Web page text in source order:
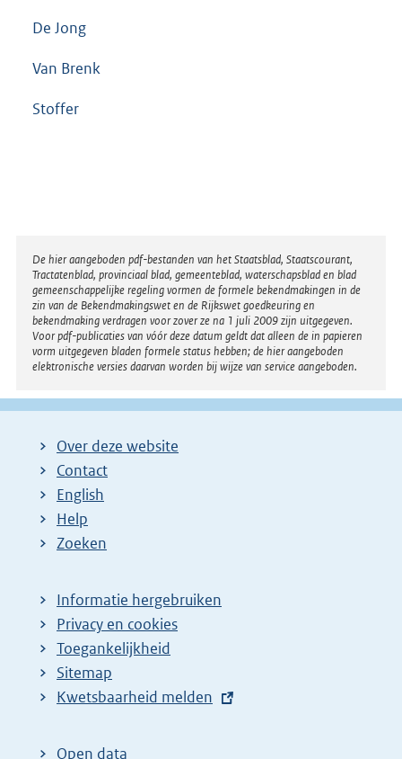
De Jong
Van Brenk
Stoffer
Disclaimer
De hier aangeboden pdf-bestanden van het Staatsblad, Staatscourant,
Tractatenblad, provinciaal blad, gemeenteblad, waterschapsblad en blad
gemeenschappelijke regeling vormen de formele bekendmakingen in de
zin van de Bekendmakingswet en de Rijkswet goedkeuring en
bekendmaking verdragen voor zover ze na 1 juli 2009 zijn uitgegeven.
Voor pdf-publicaties van vóór deze datum geldt dat alleen de in papieren
vorm uitgegeven bladen formele status hebben; de hier aangeboden
elektronische versies daarvan worden bij wijze van service aangeboden.
Over deze website
Contact
English
Help
Zoeken
Informatie hergebruiken
Privacy en cookies
Toegankelijkheid
Sitemap
E
t
Kwetsbaarheid melden
Open data